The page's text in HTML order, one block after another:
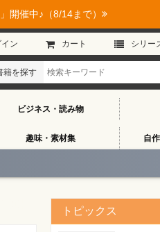
開催中♪（8/14まで）
ビジネス・読み物
趣味・素材集 自
ン カート シリー
籍を探す
トピックス